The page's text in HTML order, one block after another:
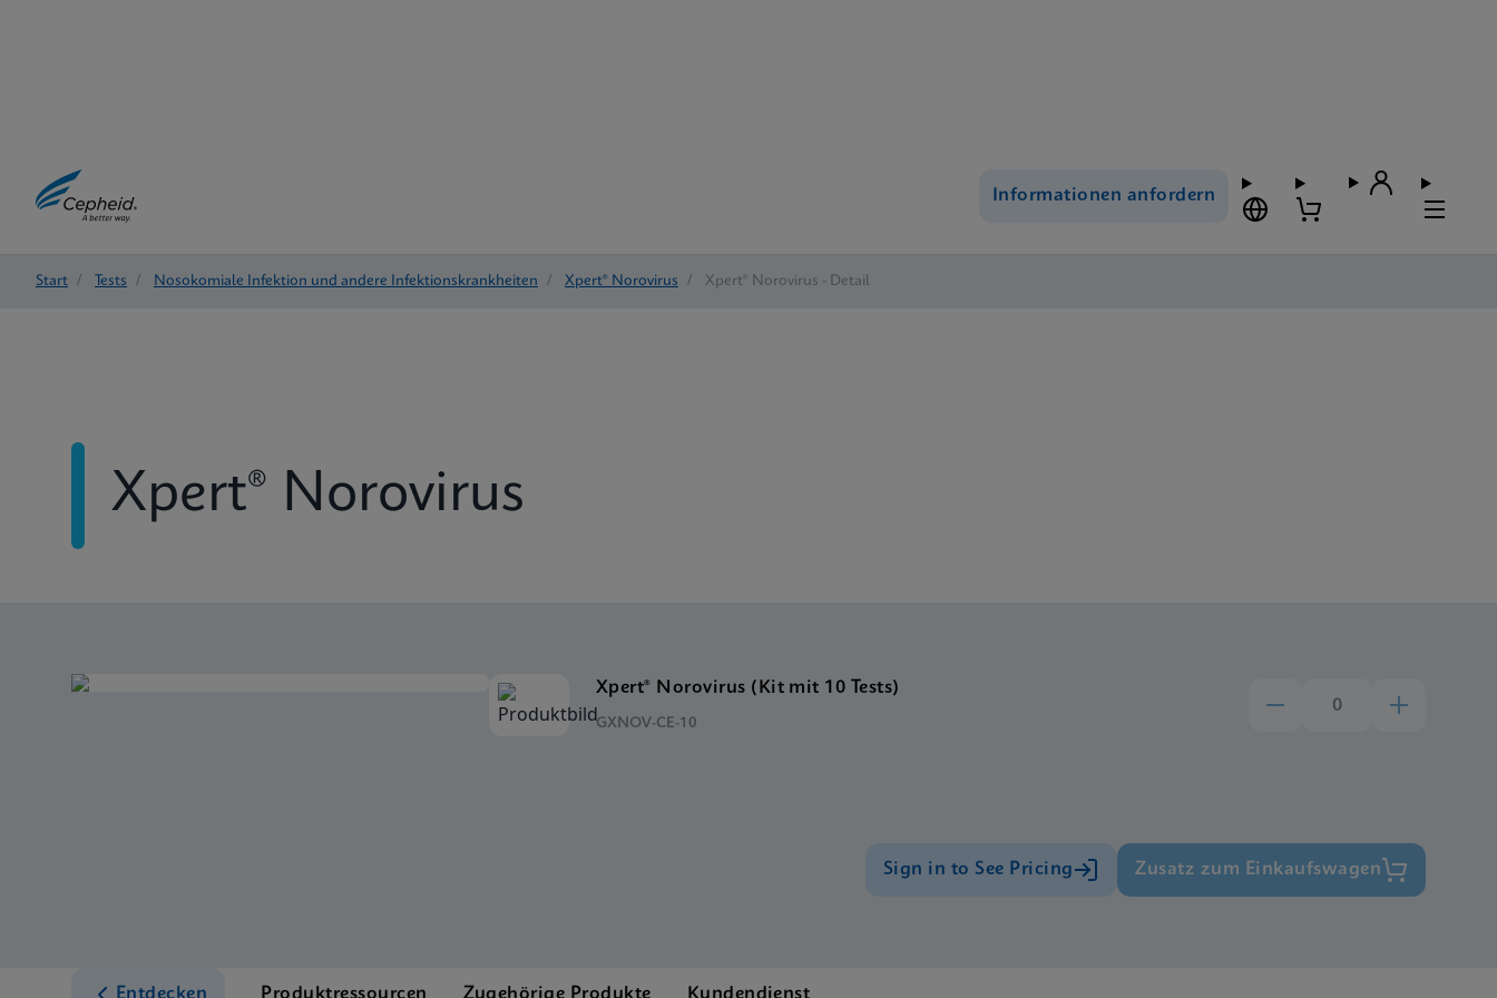
Informationen anfordern
Start / Tests / Nosokomiale Infektion und andere Infektionskrankheiten / Xpert® Norovirus / Xpert® Norovirus - Detail
Xpert® Norovirus
Xpert® Norovirus (Kit mit 10 Tests)
GXNOV-CE-10
Sign in to See Pricing Zusatz zum Einkaufswagen
Entdecken Produktressourcen Zugehörige Produkte Kundendienst